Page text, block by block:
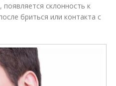
склонность к
бриться или контакта с